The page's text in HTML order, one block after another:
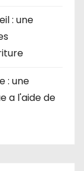
: une
: une
a l'aide de